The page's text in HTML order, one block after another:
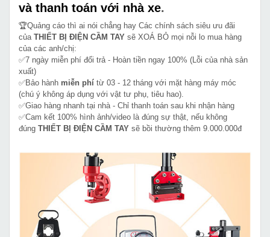
và thanh toán với nhà xe.
🏆Quảng cáo thì ai nói chẳng hay Các chính sách siêu ưu đãi
của THIẾT BỊ ĐIỆN CẦM TAY sẽ XOÁ BỎ mọi nỗi lo mua hàng
của các anh/chị:
✅7 ngày miễn phí đổi trả - Hoàn tiền ngay 100% (Lỗi của nhà sản
xuất)
✅Bảo hành miễn phí từ 03 - 12 tháng với mặt hàng máy móc
(chú ý không áp dụng với vật tư phụ, tiêu hao).
✅Giao hàng nhanh tại nhà - Chỉ thanh toán sau khi nhận hàng
✅Cam kết 100% hình ảnh/video là đúng sự thật, nếu không
đúng THIẾT BỊ ĐIỆN CẦM TAY sẽ bồi thường thêm 9.000.000đ